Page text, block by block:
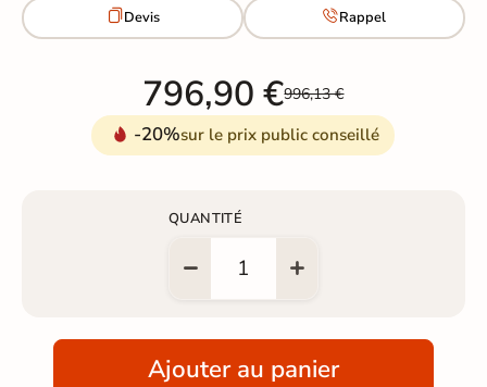
Devis Rappel
796,90 €996,13 €
-20%sur le prix public conseillé
QUANTITÉ
Ajouter au panier